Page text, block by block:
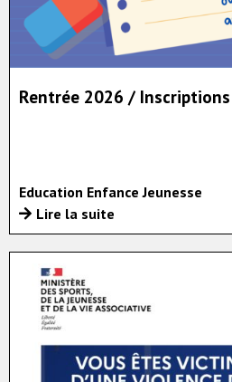
Rentrée 2026 /
Education Enfance Jeunesse
Lire la suite